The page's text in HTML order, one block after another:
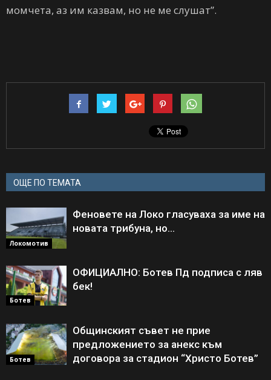
момчета, аз им казвам, но не ме слушат”.
ОЩЕ ПО ТЕМАТА
Локомотив
Феновете на Локо гласуваха за име на
новата трибуна, но…
Ботев
ОФИЦИАЛНО: Ботев Пд подписа с ляв
бек!
Ботев
Общинският съвет не прие
предложението за анекс към
договора за стадион “Христо Ботев”